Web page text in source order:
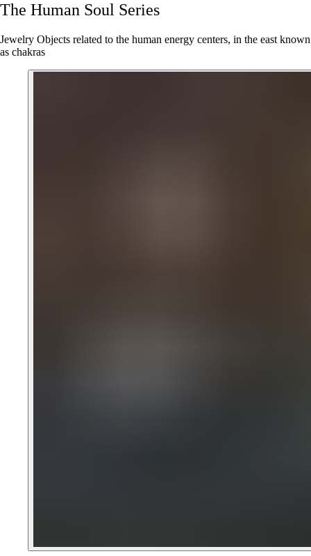
The Human Soul Series
Jewelry Objects related to the human energy centers, in the east known
as chakras